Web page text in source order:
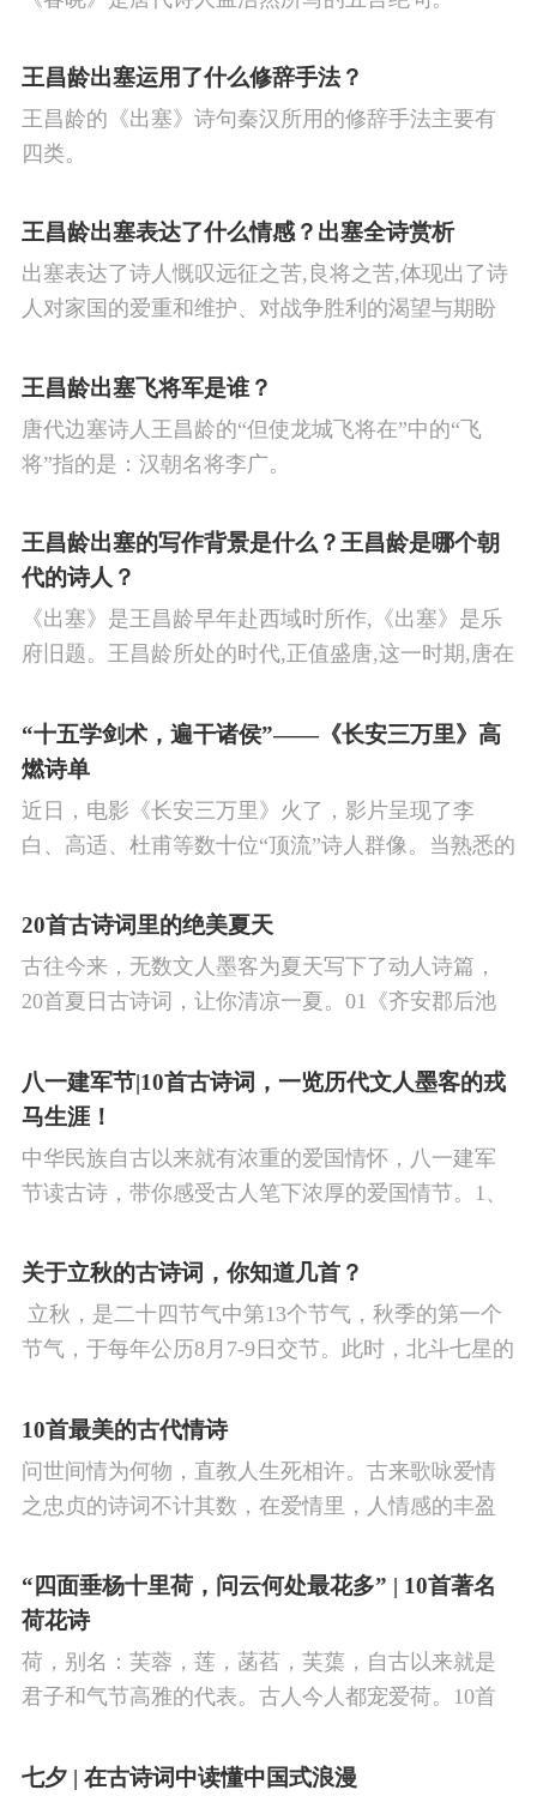
王昌龄出塞运用了什么修辞手法？
王昌龄的《出塞》诗句秦汉所用的修辞手法主要有
四类。
王昌龄出塞表达了什么情感？出塞全诗赏析
出塞表达了诗人慨叹远征之苦,良将之苦,体现出了诗
人对家国的爱重和维护、对战争胜利的渴望与期盼
日平息边塞战争,使国家得到安宁,让人民过上安定生
王昌龄出塞飞将军是谁？
唐代边塞诗人王昌龄的“但使龙城飞将在”中的“飞
将”指的是：汉朝名将李广。
王昌龄出塞的写作背景是什么？王昌龄是哪个朝
代的诗人？
《出塞》是王昌龄早年赴西域时所作,《出塞》是乐
府旧题。王昌龄所处的时代,正值盛唐,这一时期,唐在
的作品中,多能体现一种慷慨激昂的向上精神,和克敌
制胜的强烈自信。 同时,频繁的边塞战争,也使人民不
平愿望。
“十五学剑术，遍干诸侯”——《长安三万里》高
燃诗单
近日，电影《长安三万里》火了，影片呈现了李
白、高适、杜甫等数十位“顶流”诗人群像。当熟悉的
涉及48首诗词，你会背几首？快来（预）习。
20首古诗词里的绝美夏天
古往今来，无数文人墨客为夏天写下了动人诗篇，
20首夏日古诗词，让你清凉一夏。01《齐安郡后池
尽日无人看微雨，鸳鸯相对浴红衣。
八一建军节|10首古诗词，一览历代文人墨客的戎
马生涯！
中华民族自古以来就有浓重的爱国情怀，八一建军
节读古诗，带你感受古人笔下浓厚的爱国情节。1、
看剑，梦回吹角连营。八百里分麾下炙，五十弦翻
关于立秋的古诗词，你知道几首？
​ 立秋，是二十四节气中第13个节气，秋季的第一个
节气，于每年公历8月7-9日交节。此时，北斗七星的
了四时“气”的变化，立秋是阳气渐收、阴气渐长，由
10首最美的古代情诗
问世间情为何物，直教人生死相许。古来歌咏爱情
之忠贞的诗词不计其数，在爱情里，人情感的丰盈
笔下生辉。10首绝美的爱情古诗词，与你一起感受
情之幽微，爱之可贵。
“四面垂杨十里荷，问云何处最花多” | 10首著名
荷花诗
荷，别名：芙蓉，莲，菡萏，芙蕖，自古以来就是
君子和气节高雅的代表。古人今人都宠爱荷。10首
杨万里泉眼无声惜细流，树阴照水爱晴柔。
七夕 | 在古诗词中读懂中国式浪漫